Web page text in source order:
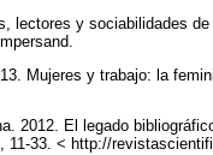
lectores y sociabilidades
Mujeres y trabajo: la
2012. El legado
11-33. < http://